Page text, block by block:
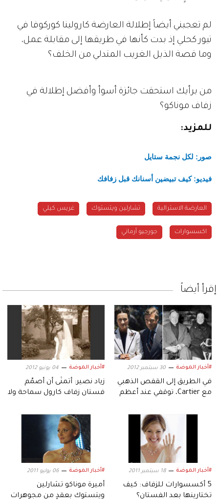
لم تعجبني أيضاً إطلالة العارضة كارولينا كوركوفا في
تيور كحلي إذ بدت كأنها في طريقها إلى مقابلة عمل،
وما قصة الذيل الغريب المتدلي من الخلف؟
من برأيك استحقت جائزة أسوأ وأفضل إطلالة في
زفاف موناكو؟
للمزيد:
صور: لكل نجمة ستايل
فيديو: كيف تبيضين أسنانك قبل زفافك
العارضة الاسترالية تشارلين ويتستوك غريس كيلي
اكسسوارات جورجيو أرماني
إقرأ أيضاً
#أخبار الموضة 30 سبتمبر 2012
في الطريق إلى القفص الذهبي
مع Cartier، توقفي عند أعظم
#أخبار الموضة 04 يونيو 2012
زياد نصير: أتمنّى أن أُصمّم
فستان زفاف كارول سماحة ولا
#أخبار الموضة 18 سبتمبر 2011
5 أكسسوارات للزفاف: كيف
تختارينها بعد الفستان؟
#أخبار الموضة 06 يوليو 2011
أميرة موناكو تشارلين
ويتستوك بعقدٍ من مجوهرات